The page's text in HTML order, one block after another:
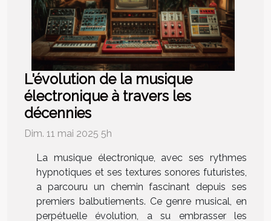
L'évolution de la musique
électronique à travers les
décennies
Dim. 11 mai 2025 5h
La musique électronique, avec ses rythmes
hypnotiques et ses textures sonores futuristes,
a parcouru un chemin fascinant depuis ses
premiers balbutiements. Ce genre musical, en
perpétuelle évolution, a su embrasser les